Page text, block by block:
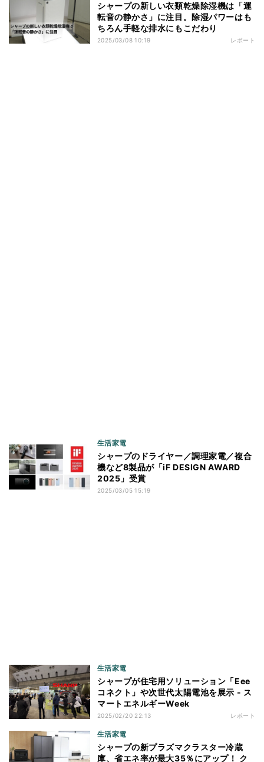
シャープの新しい衣類乾燥除湿機は「運
転音の静かさ」に注目。除湿パワーはも
ちろん手軽な排水にもこだわり
2025/03/08 10:19 レポート
生活家電
シャープのドライヤー／調理家電／複合
機など8製品が「iF DESIGN AWARD
2025」受賞
2025/03/05 15:19
生活家電
シャープが住宅用ソリューション「Eee
コネクト」や次世代太陽電池を展示 - ス
マートエネルギーWeek
2025/02/20 22:13 レポート
生活家電
シャープの新プラズマクラスター冷蔵
庫、省エネ率が最大35％にアップ！ ク